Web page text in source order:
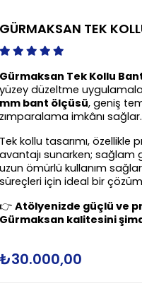
GÜRMAKSAN TEK
Gürmaksan Tek Kollu
yüzey düzeltme
mm bant ölçüsü, geniş
zımparalama imkânı sağlar.
Tek kollu tasarımı,
avantajı sunarken; sağlam
uzun ömürlü kullanım
süreçleri için ideal bir
👉 Atölyenizde güçlü ve
Gürmaksan kalitesini
₺30.000,00